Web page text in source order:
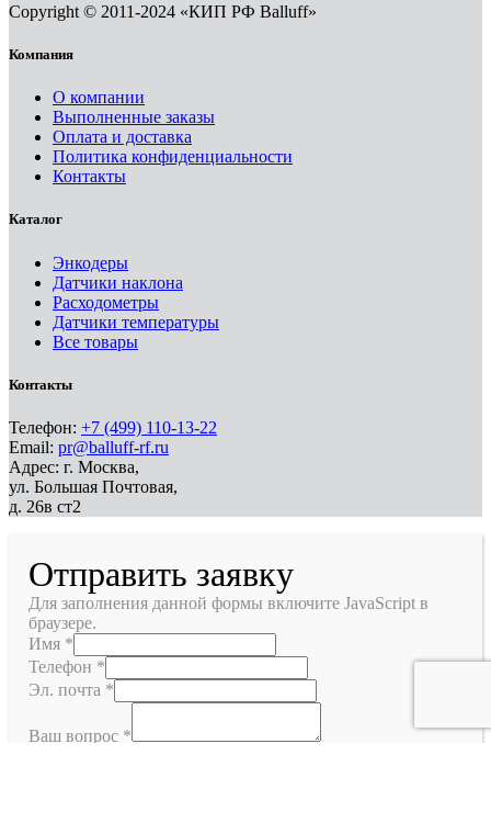
Copyright © 2011-2024 «КИП РФ Balluff»
Компания
О компании
Выполненные заказы
Оплата и доставка
Политика конфиденциальности
Контакты
Каталог
Энкодеры
Датчики наклона
Расходометры
Датчики температуры
Все товары
Контакты
Телефон: +7 (499) 110-13-22
Email: pr@balluff-rf.ru
Адрес: г. Москва,
ул. Большая Почтовая,
д. 26в ст2
Отправить заявку
Для заполнения данной формы включите JavaScript в
браузере.
Имя *
Телефон *
Эл. почта *
Ваш вопрос *